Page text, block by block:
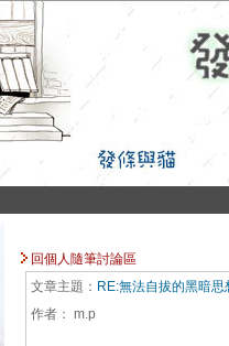
回個人隨筆討論區
文章主題： RE:無法自拔的黑暗思
作者： m.p